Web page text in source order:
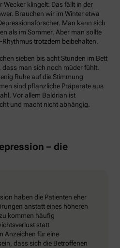
klingelt: Das fällt in der
Brauchen wir im Winter etwa
Man kann sich
als im Sommer. Aber man sollte
trotzdem beibehalten.
sieben bis acht Stunden im Bett
man sich noch müder fühlt.
Ruhe auf die Stimmung
sind pflanzliche Präparate aus
Vor allem Baldrian ist
und macht nicht abhängig.
– die
haben die Patienten eher
anstatt eines höheren
kommen häufig
statt
Anzeichen für eine
dass sich die Betroffenen